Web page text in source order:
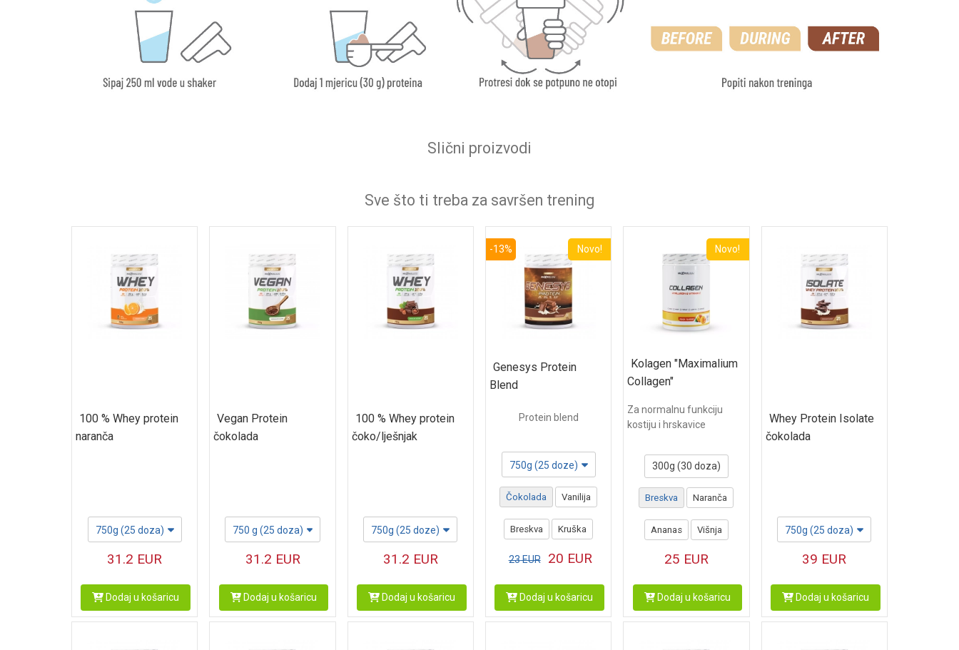
Slični proizvodi
Sve što ti treba za savršen trening
100 % Whey protein
naranča
750g (25 doza)
31.2 EUR
Dodaj u košaricu
Vegan Protein
čokolada
750 g (25 doza)
31.2 EUR
Dodaj u košaricu
100 % Whey protein
čoko/lješnjak
750g (25 doze)
31.2 EUR
Dodaj u košaricu
Novo!
-13%
Genesys Protein
Blend
Protein blend
750g (25 doze)
Čokolada Vanilija
Breskva Kruška
23EUR 20 EUR
Dodaj u košaricu
Novo!
Kolagen "Maximalium
Collagen"
Za normalnu funkciju
kostiju i hrskavice
300g (30 doza)
Breskva Naranča
Ananas Višnja
25 EUR
Dodaj u košaricu
Whey Protein Isolate
čokolada
750g (25 doza)
39 EUR
Dodaj u košaricu